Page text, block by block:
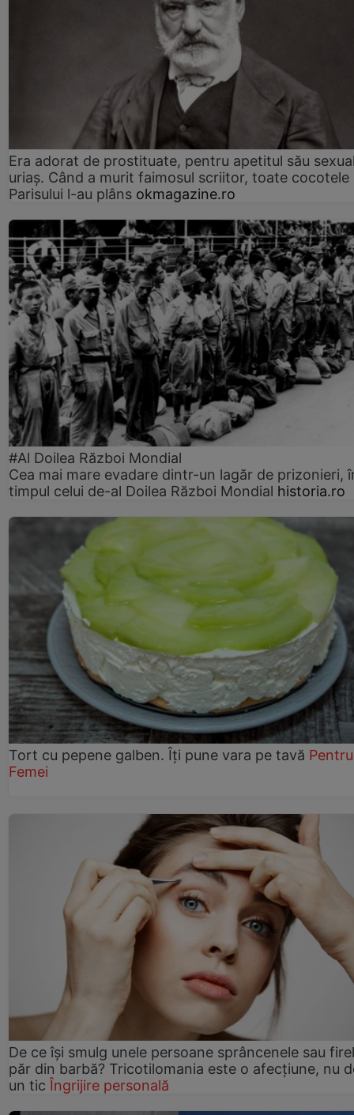
Era adorat de prostituate, pentru apetitul său
uriaș. Când a murit faimosul scriitor, toate cocotele
Parisului l-au plâns okmagazine.ro
#Al Doilea Război Mondial
Cea mai mare evadare dintr-un lagăr de prizonieri,
timpul celui de-al Doilea Război Mondial historia.ro
Tort cu pepene galben. Îți pune vara pe tavă Pentru
Femei
De ce își smulg unele persoane sprâncenele sau
păr din barbă? Tricotilomania este o afecțiune, nu
un tic Îngrijire personală